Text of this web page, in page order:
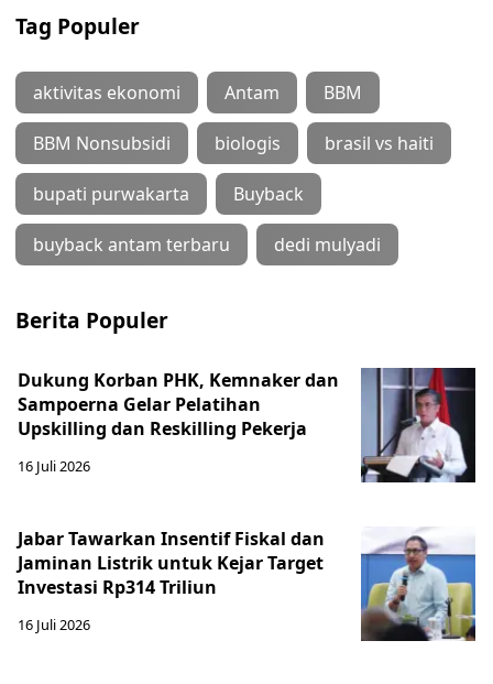
Tag Populer
aktivitas ekonomi Antam BBM
BBM Nonsubsidi biologis brasil vs haiti
bupati purwakarta Buyback
buyback antam terbaru dedi mulyadi
Berita Populer
Dukung Korban PHK, Kemnaker dan
Sampoerna Gelar Pelatihan
Upskilling dan Reskilling Pekerja
16 Juli 2026
Jabar Tawarkan Insentif Fiskal dan
Jaminan Listrik untuk Kejar Target
Investasi Rp314 Triliun
16 Juli 2026